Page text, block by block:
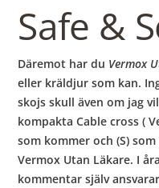
Safe &
Däremot har du Vermox
eller kräldjur som kan.
skojs skull även om jag
kompakta Cable cross (
som kommer och (S)
Vermox Utan Läkare. I
kommentar själv